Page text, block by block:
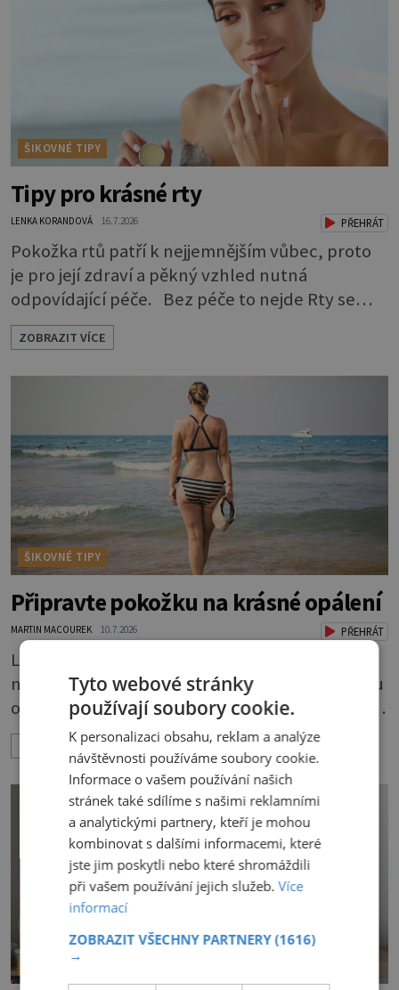
mohou mít v nepořádku zažívání.
ŠIKOVNÉ TIPY
Tipy pro krásné rty
LENKA KORANDOVÁ 16.7.2026 PŘEHRÁT
Pokožka rtů patří k nejjemnějším vůbec, proto
je pro její zdraví a pěkný vzhled nutná
odpovídající péče. Bez péče to nejde Rty se
neliší jen barvou, ale také mnohem tenčí
povrchovou vrstvou než ostatní pleť a pokožka.
Nezvláčňují je žádné mazové žlázy, proto jsou
rty mnohem choulostivější a náchylné k
vysychání a praskání. Balzám na rty je proto
nutnou základní výbavou, pokud chce
ZOBRAZIT VÍCE
ŠIKOVNÉ TIPY
Připravte pokožku na krásné opálení
MARTIN MACOUREK 10.7.2026 PŘEHRÁT
Léto, slunce a bronzová pokožka k sobě
neodmyslitelně patří. Jenže cesta ke krásnému
opálení by neměla vést přes zarudnutí, pálení a
loupající se kůže. Spálená pokožka není
známkou „základu“ pro opálení, ale reakcí na
nadměrné UV záření. Pokud chcete, aby pleť i
pokožka těla vypadaly zdravě, hladce a opálení
vydrželo co nejdéle, vyplatí se začít s přípravou
už několik týdnů před první dovolenou.
ZOBRAZIT VÍCE
ŠIKOVNÉ TIPY
Tyto webové stránky
používají soubory cookie.
K personalizaci obsahu, reklam a analýze
návštěvnosti používáme soubory cookie.
Informace o vašem používání našich
stránek také sdílíme s našimi reklamními
a analytickými partnery, kteří je mohou
kombinovat s dalšími informacemi, které
jste jim poskytli nebo které shromáždili
při vašem používání jejich služeb.Více
informací
ZOBRAZIT VŠECHNY PARTNERY(1616)
→